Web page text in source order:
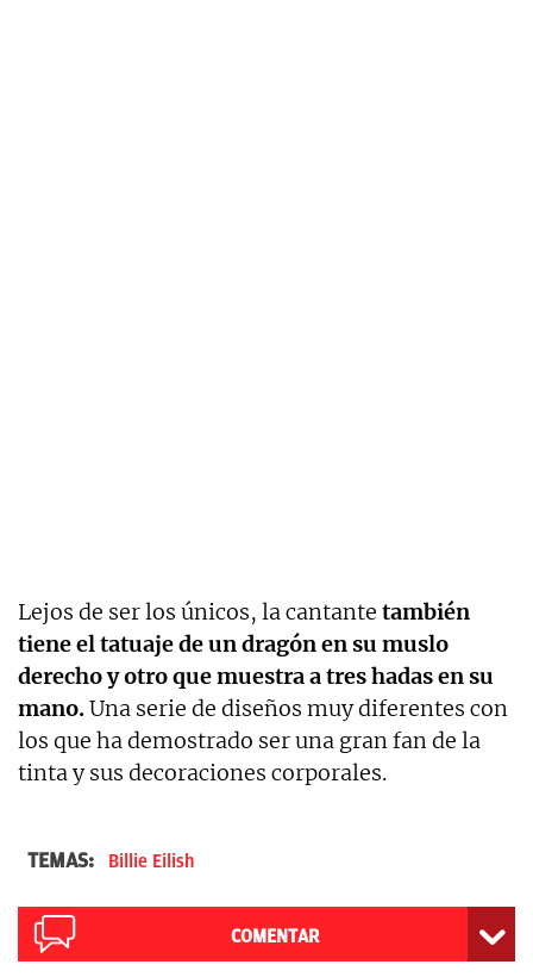
Lejos de ser los únicos, la cantante también
tiene el tatuaje de un dragón en su muslo
derecho y otro que muestra a tres hadas en su
mano.Una serie de diseños muy diferentes con
los que ha demostrado ser una gran fan de la
tinta y sus decoraciones corporales.
TEMAS: Billie Eilish
COMENTAR